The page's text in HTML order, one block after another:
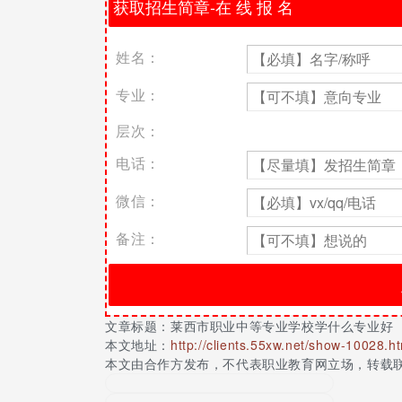
匠精神，能够从事服装产品设计、样板设计、服
市职业中等专业学校动漫设计与制作专业介绍动
画、动画概论、卡通形象设计、插画设计、flash
件应用、axa、painter、绘画后期编辑、影视后期
特技公司、数字媒体及多媒体设计公司、动漫设
关于更多莱西市职业中等专业学校学什么专业好请
姓名：
专业：
层次：
电话：
微信：
备注：
文章标题： 莱西市职业中等专业学校学什么专业好
本文地址： http://clients.55xw.net/show-
本文由合作方发布，不代表职业教育网立场，转载